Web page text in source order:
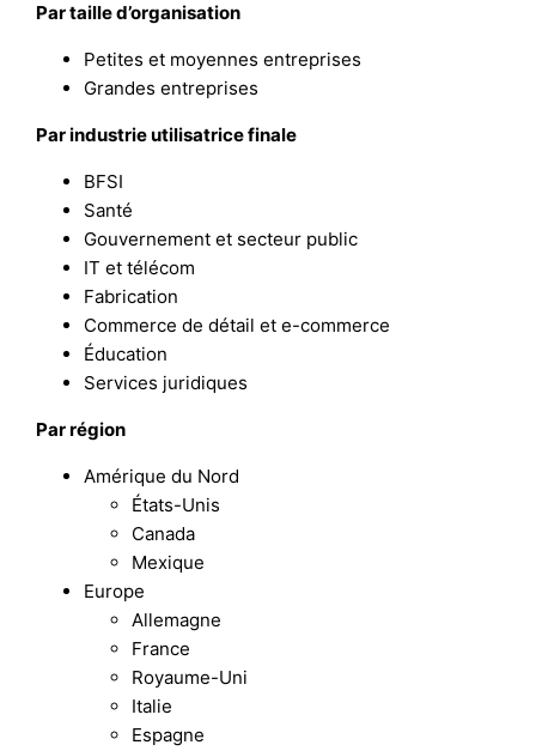
Par taille d’organisation
Petites et moyennes entreprises
Grandes entreprises
Par industrie utilisatrice finale
BFSI
Santé
Gouvernement et secteur public
IT et télécom
Fabrication
Commerce de détail et e-commerce
Éducation
Services juridiques
Par région
Amérique du Nord
États-Unis
Canada
Mexique
Europe
Allemagne
France
Royaume-Uni
Italie
Espagne